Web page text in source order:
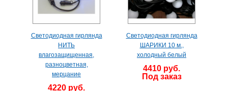
Светодиодная гирлянда
НИТЬ
влагозащищенная,
разноцветная,
мерцание
4220 руб.
Светодиодная гирлянда
ШАРИКИ 10 м.,
холодный белый
4410 руб.
Под заказ